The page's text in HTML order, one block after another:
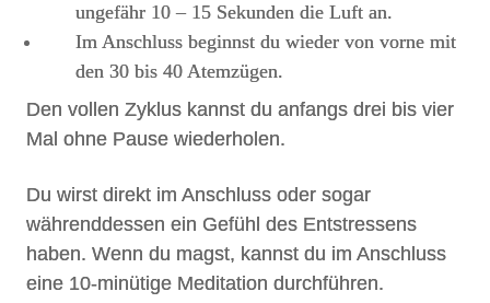
ungefähr 10 – 15 Sekunden die Luft an.
Im Anschluss beginnst du wieder von vorne mit
den 30 bis 40 Atemzügen.
Den vollen Zyklus kannst du anfangs drei bis vier
Mal ohne Pause wiederholen.
Du wirst direkt im Anschluss oder sogar
währenddessen ein Gefühl des Entstressens
haben. Wenn du magst, kannst du im Anschluss
eine 10-minütige Meditation durchführen.